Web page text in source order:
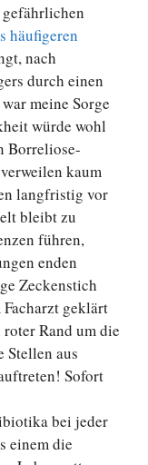
häufigeren
nach
durch einen
meine Sorge
würde wohl
Borreliose-
kaum
langfristig vor
bleibt zu
führen,
enden
Zeckenstich
geklärt
Rand um die
Stellen aus
Sofort
bei jeder
einem die